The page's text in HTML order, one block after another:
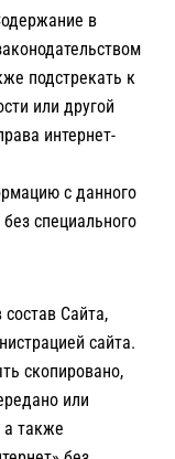
в
подстрекать к
или другой
интернет-
с данного
специального
Сайта,
сайта.
скопировано,
или
а также